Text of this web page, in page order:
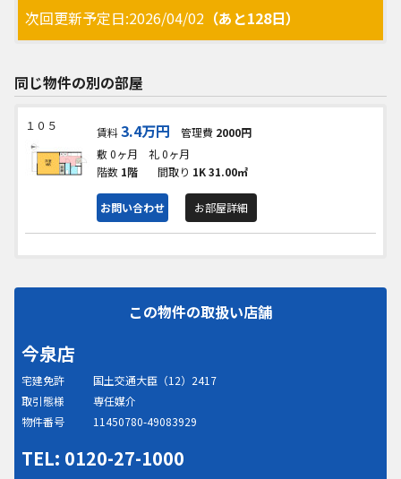
次回更新予定日:2026/04/02 （あと128日）
同じ物件の別の部屋
１０５ 賃料3.4万円 管理費 2000円
敷 0ヶ月
礼 0ヶ月
階数 1階 間取り 1K31.00㎡
お問い合わせ お部屋詳細
この物件の取扱い店舗
今泉店
宅建免許
国土交通大臣（12）2417
取引態様
専任媒介
物件番号
11450780-49083929
TEL: 0120-27-1000